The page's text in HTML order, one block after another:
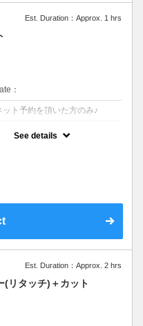
Est. Duration：Approx. 1 hrs
ト
：
ット予約を頂いた方のみ♪
See details
Est. Duration：Approx. 2 hrs
タッチ)＋カット